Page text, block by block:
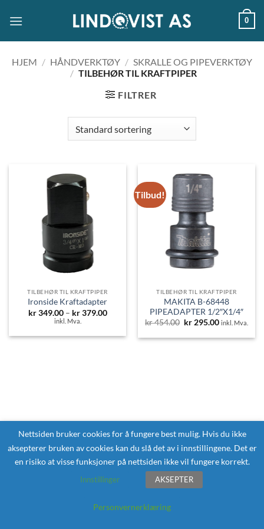
0
HJEM / HÅNDVERKTØY / SKRALLE OG PIPEVERKTØY
/ TILBEHØR TIL KRAFTPIPER
FILTRER
TILBEHØR TIL KRAFTPIPER
Ironside Kraftadapter
kr349.00 – kr379.00Prisområde:
kr 379.00
inkl. Mva.
Tilbud!
TILBEHØR TIL KRAFTPIPER
MAKITA B-68448
PIPEADAPTER 1/2″X1/4″
kr454.00 Opprinnelig
var:
kr 295.00Nåværende
er:
inkl. Mva.
Nettsiden bruker cookies for å fungere best mulig. Hvis du ikke
aksepterer bruken av cookies kan du slå det av i innstillingene. Det er
en risiko at visse funksjoner på nettsiden ikke vil fungere korrekt.
Innstillinger AKSEPTER
Personvernerklæring